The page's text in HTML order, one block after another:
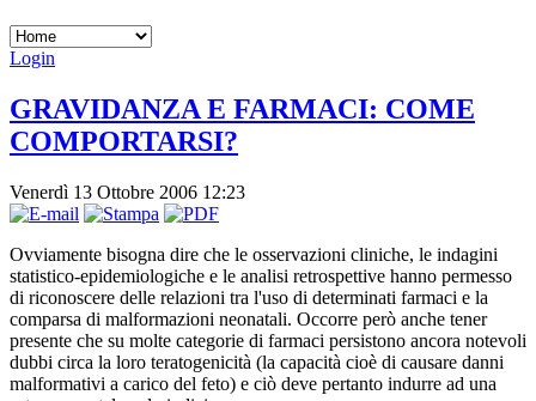
Login
GRAVIDANZA E FARMACI: COME
COMPORTARSI?
Venerdì 13 Ottobre 2006 12:23
Ovviamente bisogna dire che le osservazioni cliniche, le indagini
statistico-epidemiologiche e le analisi retrospettive hanno permesso
di riconoscere delle relazioni tra l'uso di determinati farmaci e la
comparsa di malformazioni neonatali. Occorre però anche tener
presente che su molte categorie di farmaci persistono ancora notevoli
dubbi circa la loro teratogenicità (la capacità cioè di causare danni
malformativi a carico del feto) e ciò deve pertanto indurre ad una